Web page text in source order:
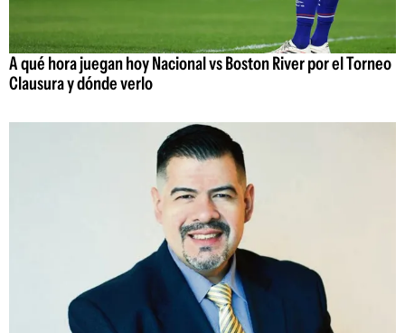
A qué hora juegan hoy Nacional vs Boston River por el Torneo
Clausura y dónde verlo